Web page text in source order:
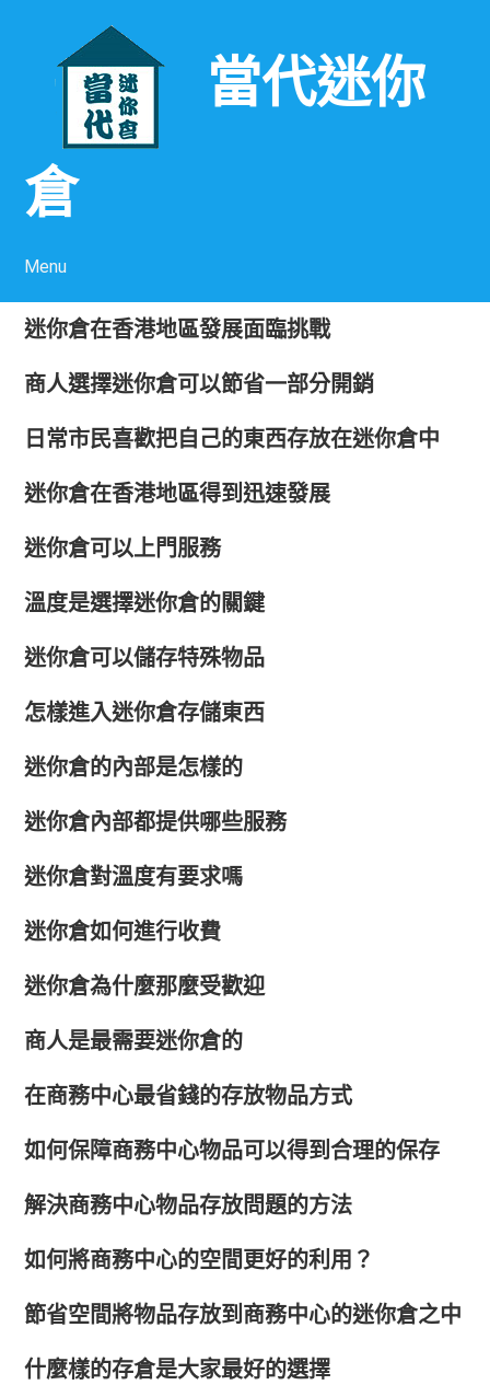
當代迷你
倉
Menu
迷你倉在香港地區發展面臨挑戰
商人選擇迷你倉可以節省一部分開銷
日常市民喜歡把自己的東西存放在迷你倉中
迷你倉在香港地區得到迅速發展
迷你倉可以上門服務
溫度是選擇迷你倉的關鍵
迷你倉可以儲存特殊物品
怎樣進入迷你倉存儲東西
迷你倉的內部是怎樣的
迷你倉內部都提供哪些服務
迷你倉對溫度有要求嗎
迷你倉如何進行收費
迷你倉為什麼那麼受歡迎
商人是最需要迷你倉的
在商務中心最省錢的存放物品方式
如何保障商務中心物品可以得到合理的保存
解決商務中心物品存放問題的方法
如何將商務中心的空間更好的利用？
節省空間將物品存放到商務中心的迷你倉之中
什麼樣的存倉是大家最好的選擇